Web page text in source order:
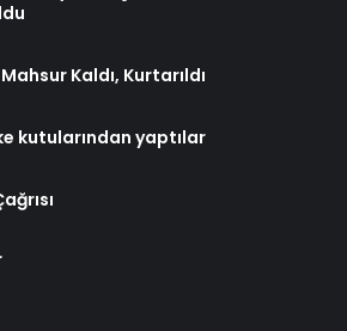
Kaldı, Kurtarıldı
kutularından yaptılar